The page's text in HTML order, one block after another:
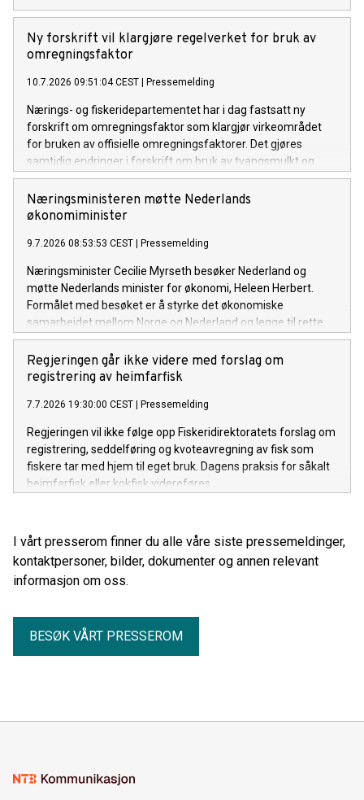
Ny forskrift vil klargjøre regelverket for bruk av
omregningsfaktor
10.7.2026 09:51:04 CEST | Pressemelding
Nærings- og fiskeridepartementet har i dag fastsatt ny
forskrift om omregningsfaktor som klargjør virkeområdet
for bruken av offisielle omregningsfaktorer. Det gjøres
samtidig endringer i forskrift om bruk av tvangsmulkt og
overtredelsesgebyr ved brudd på havressurslova og
deltakerloven, i tråd med sanksjonsreglene i den nye
forskriften.
Næringsministeren møtte Nederlands
økonomiminister
9.7.2026 08:53:53 CEST | Pressemelding
Næringsminister Cecilie Myrseth besøker Nederland og
møtte Nederlands minister for økonomi, Heleen Herbert.
Formålet med besøket er å styrke det økonomiske
samarbeidet mellom Norge og Nederland og legge til rette
for økt handel, investeringer og næringslivssamarbeid.
Regjeringen går ikke videre med forslag om
registrering av heimfarfisk
7.7.2026 19:30:00 CEST | Pressemelding
Regjeringen vil ikke følge opp Fiskeridirektoratets forslag om
registrering, seddelføring og kvoteavregning av fisk som
fiskere tar med hjem til eget bruk. Dagens praksis for såkalt
heimfarfisk eller kokfisk videreføres.
I vårt presserom finner du alle våre siste pressemeldinger,
kontaktpersoner, bilder, dokumenter og annen relevant
informasjon om oss.
BESØK VÅRT PRESSEROM